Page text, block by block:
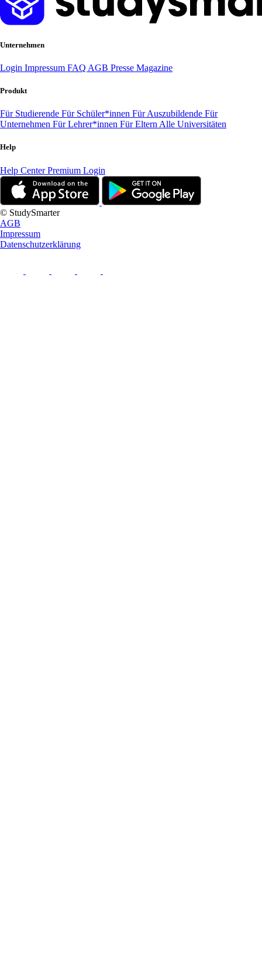
Unternehmen
Login Impressum FAQ AGB Presse Magazine
Produkt
Für Studierende Für Schüler*innen Für Auszubildende Für
Unternehmen Für Lehrer*innen Für Eltern Alle Universitäten
Help
Help CenterPremium Login
© StudySmarter
AGB
Impressum
Datenschutzerklärung